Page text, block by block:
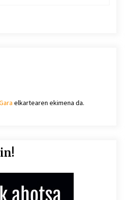
elkartearen ekimena da.